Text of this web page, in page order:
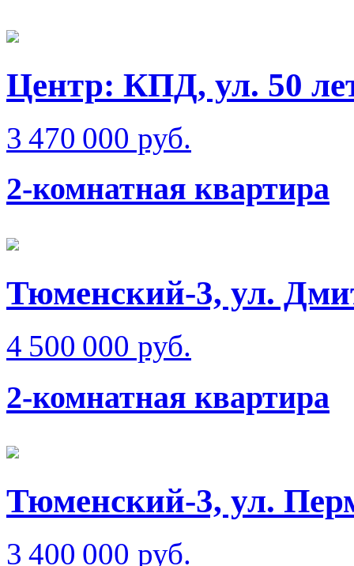
Центр: КПД, ул. 50
3 470 000 руб.
2-комнатная квартира
Тюменский-3, ул.
4 500 000 руб.
2-комнатная квартира
Тюменский-3, ул.
3 400 000 руб.